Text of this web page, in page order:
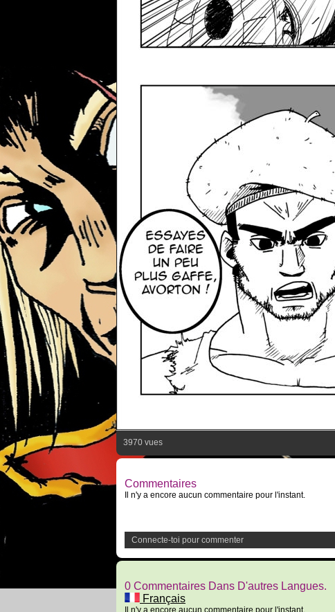
3970 vues
Commentaires
Il n'y a encore aucun commentaire pour l'instant.
Connecte-toi pour commenter
0 Commentaires Dans D'autres Langues.
Français
Il n'y a encore aucun commentaire pour l'instant.